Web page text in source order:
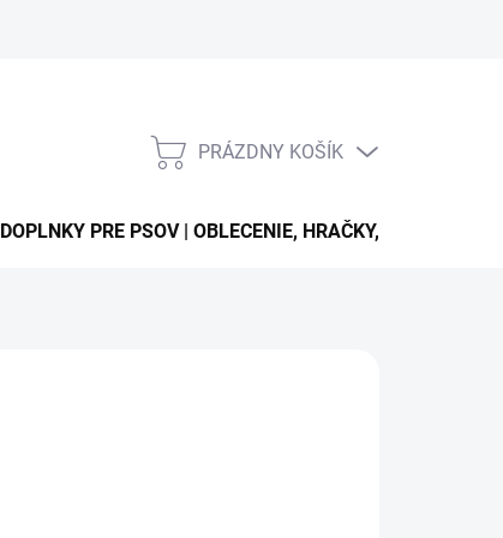
NÁKUPNÝ
PRÁZDNY KOŠÍK
DOPLNKY PRE PSOV | OBLECENIE, HRAČKY, VODÍTKA,